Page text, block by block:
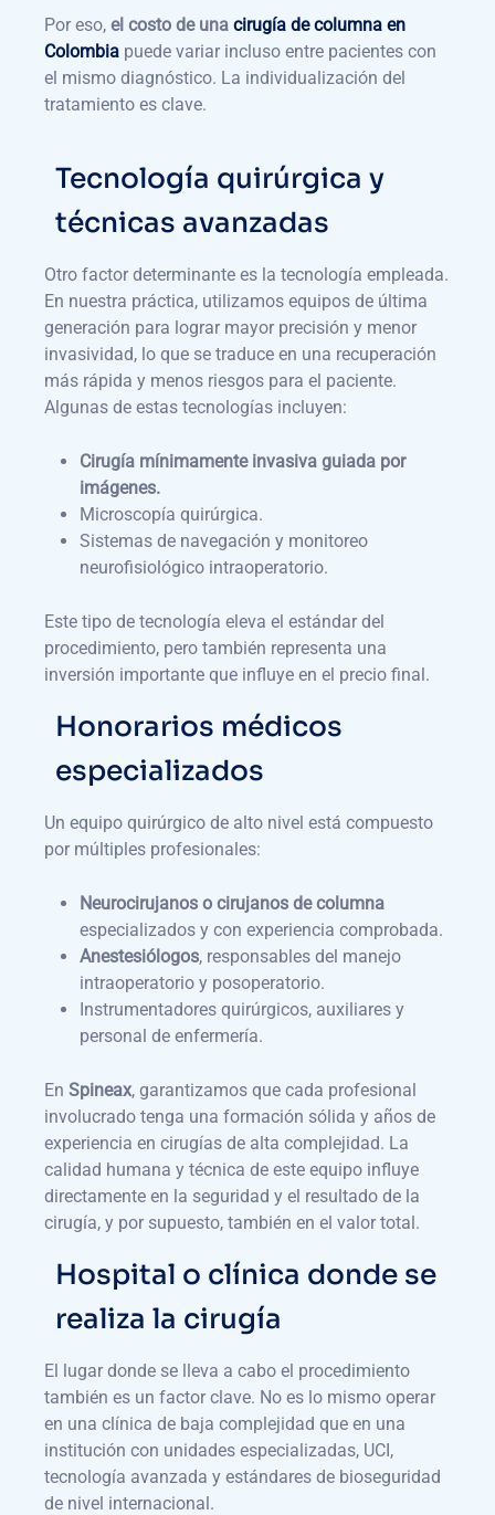
Por eso, el costo de una cirugía de columna en
Colombia puede variar incluso entre pacientes con
el mismo diagnóstico. La individualización del
tratamiento es clave.
Tecnología quirúrgica y
técnicas avanzadas
Otro factor determinante es la tecnología empleada.
En nuestra práctica, utilizamos equipos de última
generación para lograr mayor precisión y menor
invasividad, lo que se traduce en una recuperación
más rápida y menos riesgos para el paciente.
Algunas de estas tecnologías incluyen:
Cirugía mínimamente invasiva guiada por
imágenes.
Microscopía quirúrgica.
Sistemas de navegación y monitoreo
neurofisiológico intraoperatorio.
Este tipo de tecnología eleva el estándar del
procedimiento, pero también representa una
inversión importante que influye en el precio final.
Honorarios médicos
especializados
Un equipo quirúrgico de alto nivel está compuesto
por múltiples profesionales:
Neurocirujanos o cirujanos de columna
especializados y con experiencia comprobada.
Anestesiólogos, responsables del manejo
intraoperatorio y posoperatorio.
Instrumentadores quirúrgicos, auxiliares y
personal de enfermería.
En Spineax, garantizamos que cada profesional
involucrado tenga una formación sólida y años de
experiencia en cirugías de alta complejidad. La
calidad humana y técnica de este equipo influye
directamente en la seguridad y el resultado de la
cirugía, y por supuesto, también en el valor total.
Hospital o clínica donde se
realiza la cirugía
El lugar donde se lleva a cabo el procedimiento
también es un factor clave. No es lo mismo operar
en una clínica de baja complejidad que en una
institución con unidades especializadas, UCI,
tecnología avanzada y estándares de bioseguridad
de nivel internacional.